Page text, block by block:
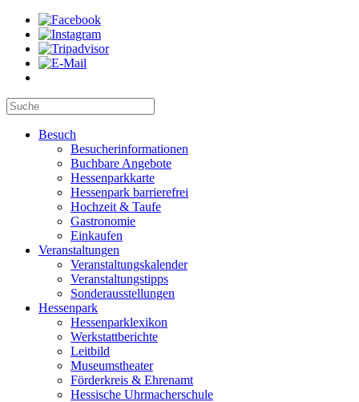
Besuch
Besucherinformationen
Buchbare Angebote
Hessenparkkarte
Hessenpark barrierefrei
Hochzeit & Taufe
Gastronomie
Einkaufen
Veranstaltungen
Veranstaltungskalender
Veranstaltungstipps
Sonderausstellungen
Hessenpark
Hessenparklexikon
Werkstattberichte
Leitbild
Museumstheater
Förderkreis & Ehrenamt
Hessische Uhrmacherschule